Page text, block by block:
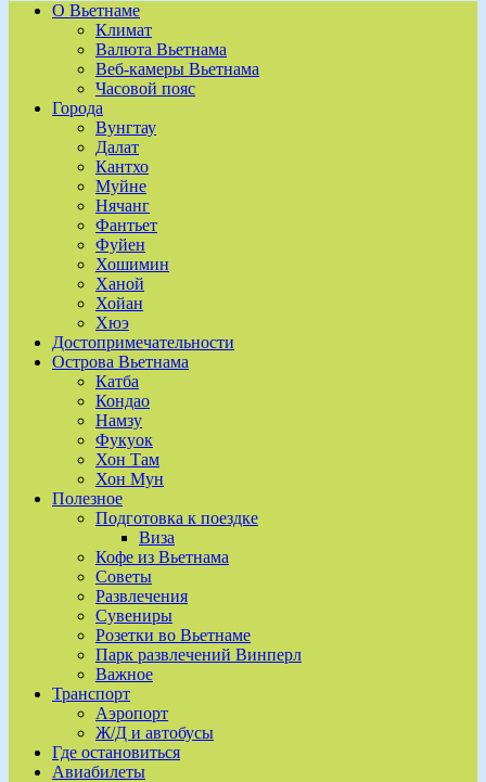
О Вьетнаме
Климат
Валюта Вьетнама
Веб-камеры Вьетнама
Часовой пояс
Города
Вунгтау
Далат
Кантхо
Муйне
Нячанг
Фантьет
Фуйен
Хошимин
Ханой
Хойан
Хюэ
Достопримечательности
Острова Вьетнама
Катба
Кондао
Намзу
Фукуок
Хон Там
Хон Мун
Полезное
Подготовка к поездке
Виза
Кофе из Вьетнама
Советы
Развлечения
Сувениры
Розетки во Вьетнаме
Парк развлечений Винперл
Важное
Транспорт
Аэропорт
Ж/Д и автобусы
Где остановиться
Авиабилеты